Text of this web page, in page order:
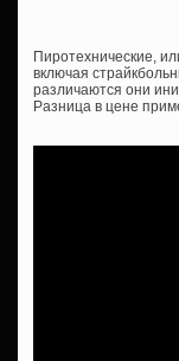
Пиротехнические,
включая
различаются они
Разница в цене